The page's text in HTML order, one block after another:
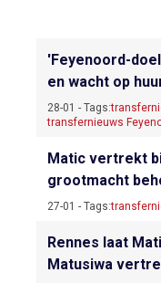
'Feyenoord-
en wacht op
28-01 - Tags:
transfernieuws
Matic vertrekt
grootmacht
27-01 - Tags:
Rennes laat
Matusiwa